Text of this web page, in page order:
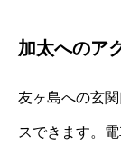
加太へのア
友ヶ島への玄
スできます。